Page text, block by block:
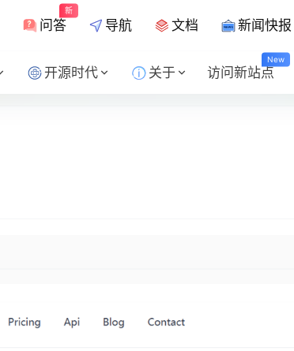
新
问答 导航 文档 新闻快报
开源时代 关于
New
访问新站点